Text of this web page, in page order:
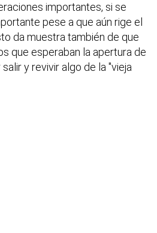
importantes, si se
pese a que aún rige el
da muestra también de que
que esperaban la apertura de
y revivir algo de la "vieja